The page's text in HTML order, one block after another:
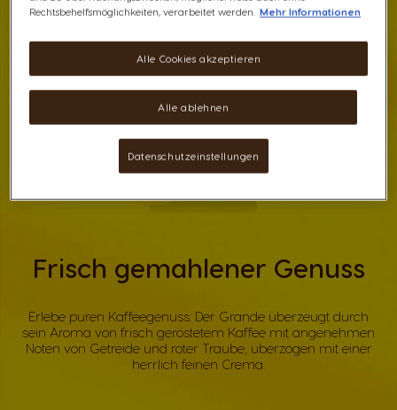
Frisch gemahlener Genuss
Erlebe puren Kaffeegenuss: Der Grande überzeugt durch
sein Aroma von frisch geröstetem Kaffee mit angenehmen
Noten von Getreide und roter Traube, überzogen mit einer
herrlich feinen Crema.
Rechtsbehelfsmöglichkeiten, verarbeitet werden.
Mehr Informationen
Alle ablehnen
Alle Cookies akzeptieren
Datenschutzeinstellungen